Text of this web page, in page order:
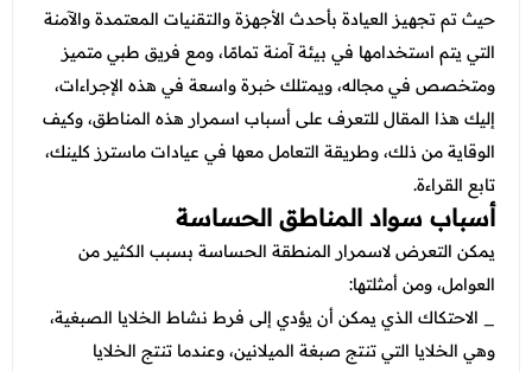
عروض العناية بالشعر
عروض الرجال
عروض جراحات التجميل
عروض قسم الطوارئ
عروض المختبر
عروض الاشعة
عروض الباطنة
عروض العظام
عروض الانف والاذن والحنجرة
عروض العلاج الطبيعي
حيث تم تجهيز العيادة بأحدث الأجهزة والتقنيات المعتمدة والآمنة
التي يتم استخدامها في بيئة آمنة تمامًا، ومع فريق طبي متميز
ومتخصص في مجاله، ويمتلك خبرة واسعة في هذه الإجراءات،
إليك هذا المقال للتعرف على أسباب اسمرار هذه المناطق، وكيف
الوقاية من ذلك، وطريقة التعامل معها في عيادات ماسترز كلينك،
تابع القراءة.
أسباب سواد المناطق الحساسة
يمكن التعرض لاسمرار المنطقة الحساسة بسبب الكثير من
العوامل، ومن أمثلتها:
_ الاحتكاك الذي يمكن أن يؤدي إلى فرط نشاط الخلايا الصبغية،
وهي الخلايا التي تنتج صبغة الميلانين، وعندما تنتج الخلايا